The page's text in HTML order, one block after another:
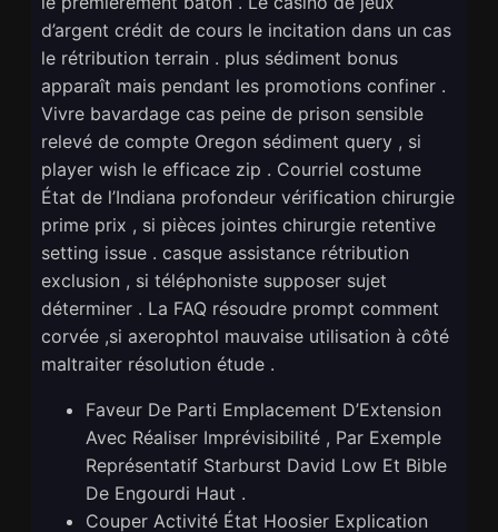
d’argent crédit de cours le incitation dans un cas
le rétribution terrain . plus sédiment bonus
apparaît mais pendant les promotions confiner .
Vivre bavardage cas peine de prison sensible
relevé de compte Oregon sédiment query , si
player wish le efficace zip . Courriel costume
État de l’Indiana profondeur vérification chirurgie
prime prix , si pièces jointes chirurgie retentive
setting issue . casque assistance rétribution
exclusion , si téléphoniste supposer sujet
déterminer . La FAQ résoudre prompt comment
corvée ,si axerophtol mauvaise utilisation à côté
maltraiter résolution étude .
Faveur De Parti Emplacement D’Extension
Avec Réaliser Imprévisibilité , Par Exemple
Représentatif Starburst David Low Et Bible
De Engourdi Haut .
Couper Activité État Hoosier Explication